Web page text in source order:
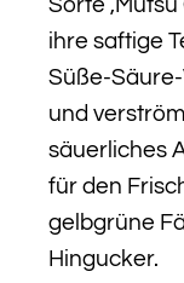
ihre saftige
Süße-
und
säuerliches
für den
gelbgrüne
Hingucker.